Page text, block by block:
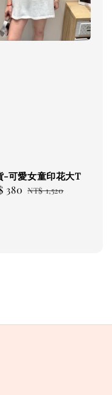
-可愛女童印花大T
380 Regular
NT$ 1,520